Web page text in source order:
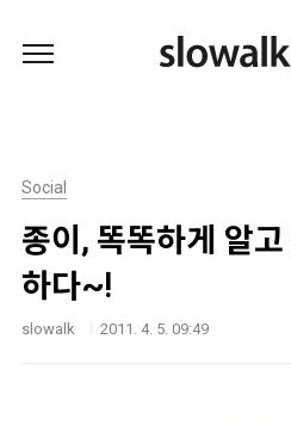
Social
종이, 똑똑하게 알
하다~!
slowalk 2011. 4. 5. 09:49